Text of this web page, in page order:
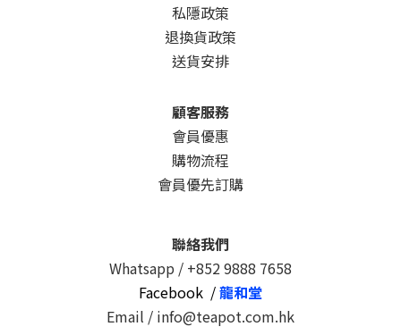
私隱政策
退換貨政策
送貨安排
顧客服務
會員優惠
購物流程
會員優先訂購
聯絡我們
Whatsapp / +852 9888 7658
Facebook /龍和堂
Email / info@teapot.com.hk